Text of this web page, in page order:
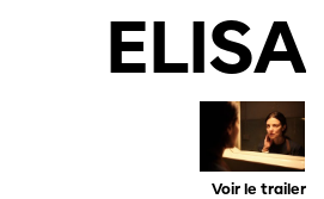
ELISA
Voir le trailer